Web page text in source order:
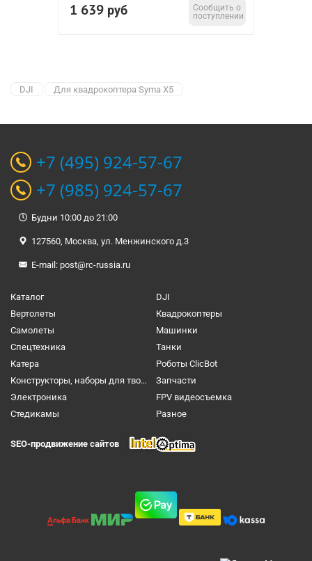
1 639 руб
Сообщить о
поступлении
DJI Для квадрокоптера Syma X5
+7 (495) 924-57-67
+7 (985) 924-57-67
Будни 10:00 до 21:00
127560, Москва, ул. Менжинского д.3
E-mail: post@rc-russia.ru
Каталог
DJI
Вертолеты
Квадрокоптеры
Самолеты
Машинки
Спецтехника
Танки
Катера
Роботы ClicBot
Конструкторы, наборы для творчества и настольные игры
Запчасти
Электроника
FPV видеосъемка
Cтедикамы
Разное
SEO-продвижение сайтов